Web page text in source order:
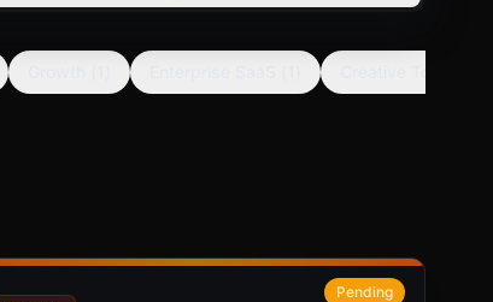
Pending